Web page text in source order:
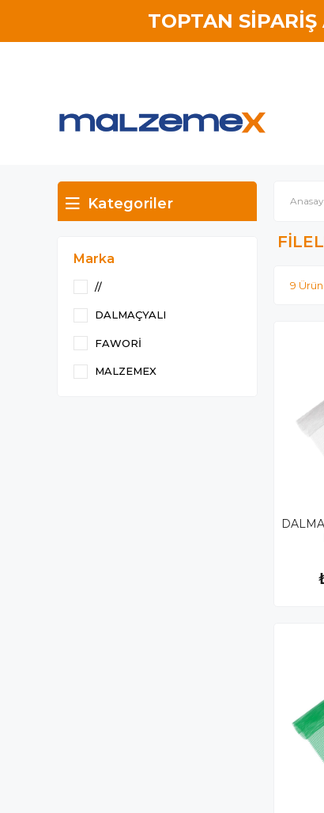
TOPTAN
Kategoriler
Marka
//
DALMAÇYALI
FAWORİ
MALZEMEX
9 Ürün